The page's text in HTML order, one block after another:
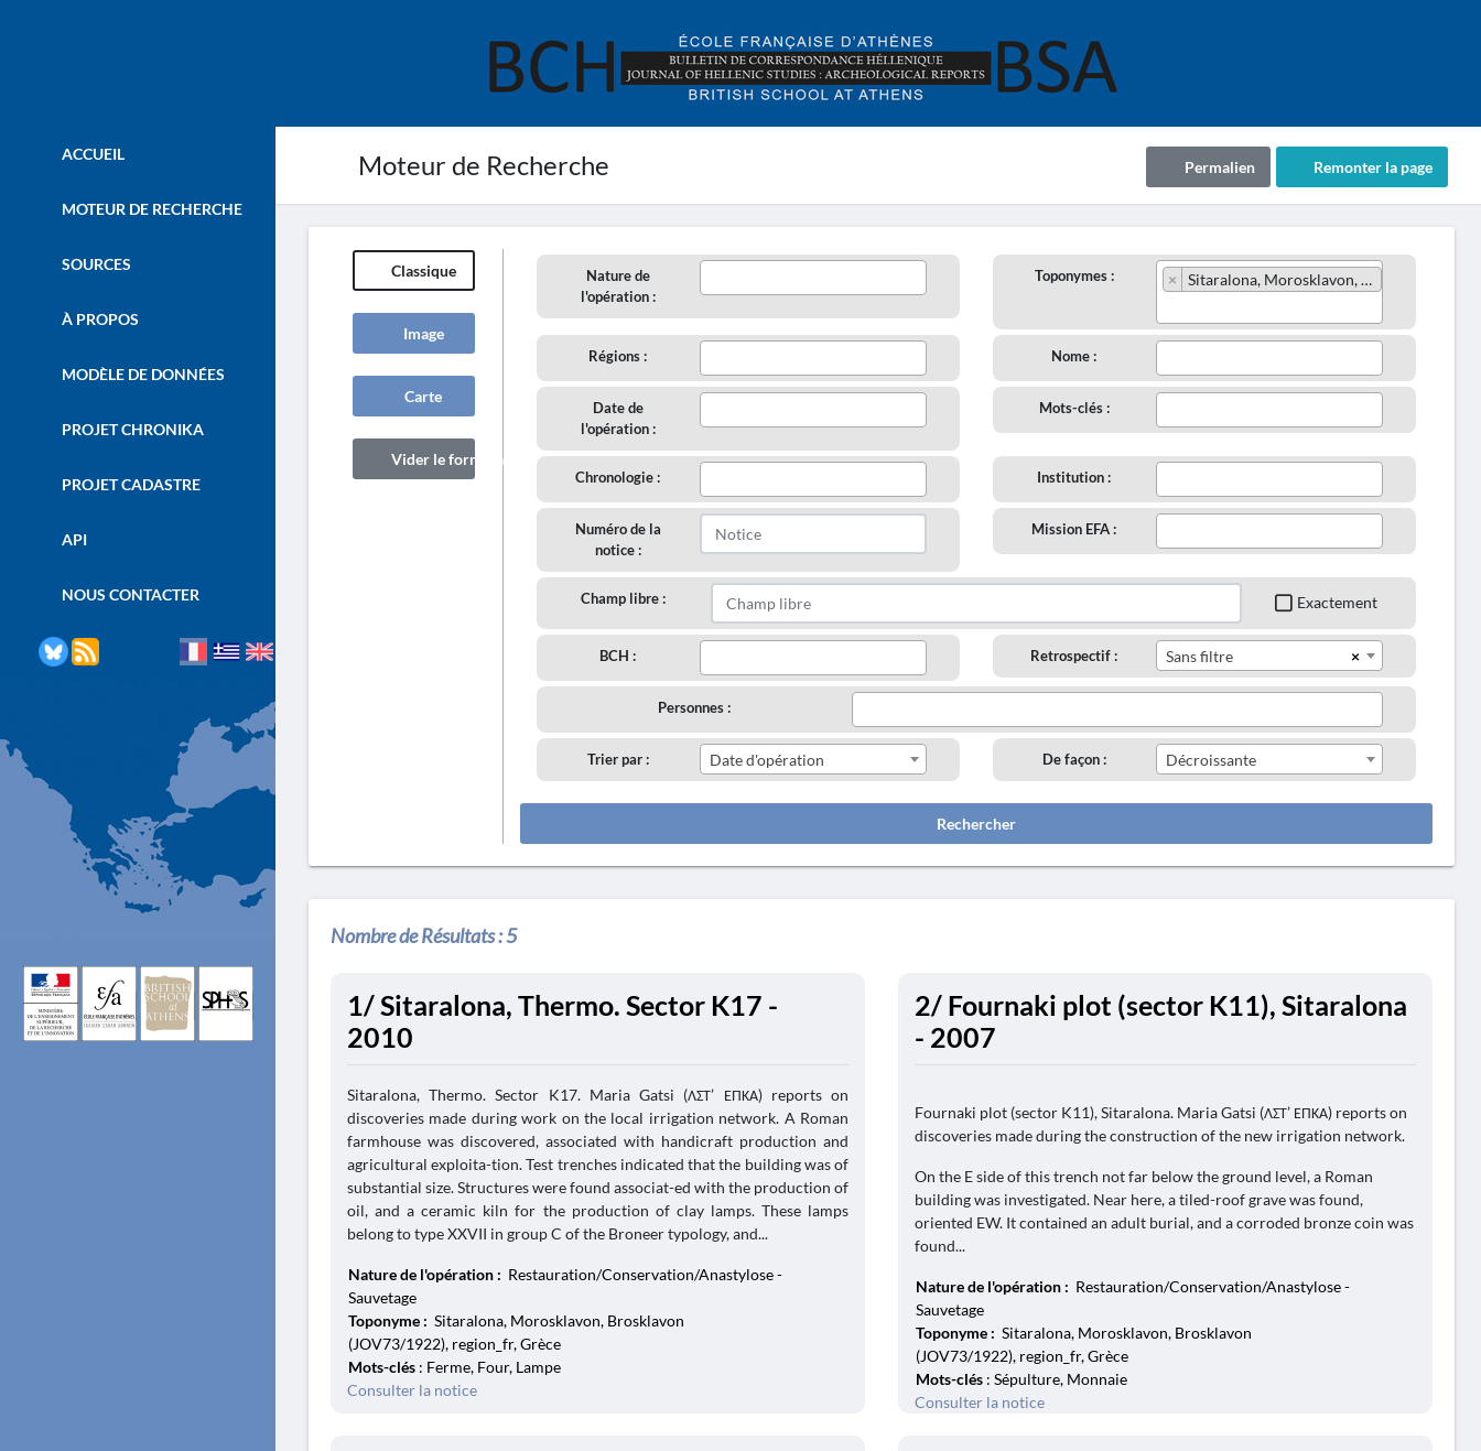
Moteur de Recherche Remonter la page
Permalien
ACCUEIL
MOTEUR DE RECHERCHE
SOURCES
À PROPOS
MODÈLE DE DONNÉES
PROJET CHRONIKA
PROJET CADASTRE
API
NOUS CONTACTER
Classique
Image
Carte
Vider le formulaire
Nature de
l'opération :
Toponymes : × Sitaralona, Morosklavon, Brosklavon (JOV73/1922)
Régions : Nome :
Date de
l'opération :
Mots-clés :
Chronologie : Institution :
Numéro de la
notice :
Mission EFA :
Champ libre : Exactement
BCH : Retrospectif : ×
Sans filtre
Personnes :
Trier par : Date d'opération De façon : Décroissante
Rechercher
Nombre de Résultats :5
1/ Sitaralona, Thermo. Sector K17 -
2010
Sitaralona, Thermo. Sector K17. Maria Gatsi (ΛΣΤ’ ΕΠΚΑ) reports on
discoveries made during work on the local irrigation network. A Roman
farmhouse was discovered, associated with handicraft production and
agricultural exploita-tion. Test trenches indicated that the building was of
substantial size. Structures were found associat-ed with the production of
oil, and a ceramic kiln for the production of clay lamps. These lamps
belong to type XXVII in group C of the Broneer typology, and...
Nature de l'opération : Restauration/Conservation/Anastylose -
Sauvetage
Toponyme : Sitaralona, Morosklavon, Brosklavon
(JOV73/1922), region_fr, Grèce
Mots-clés : Ferme, Four, Lampe
Consulter la notice
2/ Fournaki plot (sector K11), Sitaralona
- 2007
Fournaki plot (sector K11), Sitaralona. Maria Gatsi (ΛΣΤ’ ΕΠΚΑ) reports on
discoveries made during the construction of the new irrigation network.
On the E side of this trench not far below the ground level, a Roman
building was investigated. Near here, a tiled-roof grave was found,
oriented EW. It contained an adult burial, and a corroded bronze coin was
found...
Nature de l'opération : Restauration/Conservation/Anastylose -
Sauvetage
Toponyme : Sitaralona, Morosklavon, Brosklavon
(JOV73/1922), region_fr, Grèce
Mots-clés : Sépulture, Monnaie
Consulter la notice